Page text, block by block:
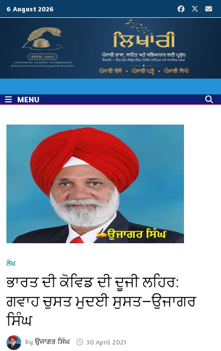
6 August 2026
MENU
ਲੇਖ
ਭਾਰਤ ਦੀ ਕੋਵਿਡ ਦੀ ਦੂਜੀ ਲਹਿਰ:
ਗਵਾਹ ਚੁਸਤ ਮੁਦਈ ਸੁਸਤ—ਉਜਾਗਰ
ਸਿੰਘ
byਉਜਾਗਰ ਸਿੰਘ 30 April 2021